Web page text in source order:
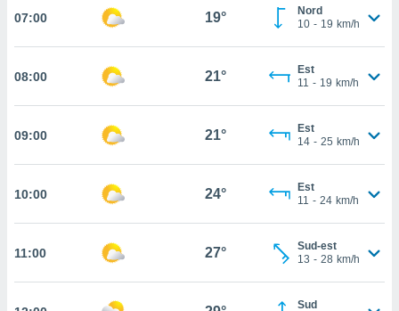
par le
de
des
sur
et
07:00 19°
Nord
10 - 19 km/h
08:00 21°
Est
11 - 19 km/h
09:00 21°
Est
14 - 25 km/h
10:00 24°
Est
11 - 24 km/h
11:00 27°
Sud-est
13 - 28 km/h
Sud